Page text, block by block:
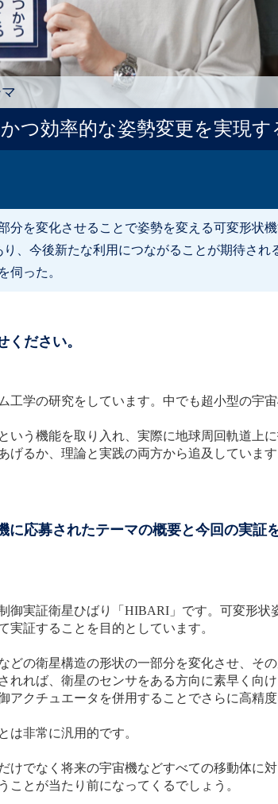
つ効率的な姿勢変更を実現す
分を変化させることで姿勢を変える可変形状
、今後新たな利用につながることが期待さ
伺った。
ください。
工学の研究をしています。中でも超小型の宇
いう機能を取り入れ、実際に地球周回軌道上
げるか、理論と実践の両方から追及しています
に応募されたテーマの概要と今回の実証
御実証衛星ひばり「HIBARI」です。可変形状
実証することを目的としています。
どの衛星構造の形状の一部分を変化させ、そ
れれば、衛星のセンサをある方向に素早く向
アクチュエータを併用することでさらに高精
は非常に汎用的です。
けでなく将来の宇宙機などすべての移動体に
とが当たり前になってくるでしょう。